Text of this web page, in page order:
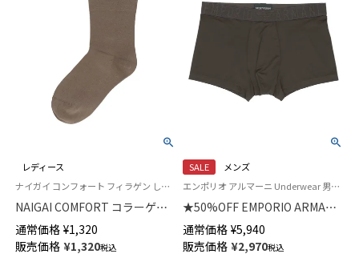
レディース
ナイガイ コンフォート フィラゲン しっとりとした肌ざわり 日本製 女性 婦人 靴下
NAIGAI COMFORT コラーゲン
ペプチド配合 FILAGEN ワイド
くちゴム クルー丈 ソックス レ
ディース 03022501
通常価格 ¥1,320
販売価格 ¥1,320税込
SALE
メンズ
エンポリオ アルマーニ Underwear 男性 アンダーウェア 紳士 下着
★50%OFF EMPORIO ARMANI
ESSENTIAL MICROFIBER エッ
センシャル マイクロファイバー
ボクサーパンツ 【S/M/L】 前閉じ
通常価格 ¥5,940
販売価格 ¥2,970税込